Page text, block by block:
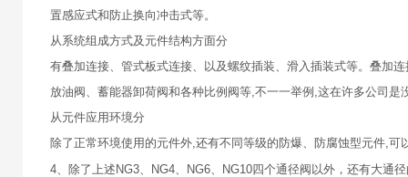
置感应式和防止换向冲击式等。
从系统组成方式及元件结构方面分
有叠加连接、管式板式连接、以及螺纹插装、滑入插装式等。叠加
放油阀、蓄能器卸荷阀和各种比例阀等,不一一举例,这在许多公司是
从元件应用环境分
除了正常环境使用的元件外,还有不同等级的防爆、防腐蚀型元件,
4、除了上述NG3、NG4、NG6、NG10四个通径阀以外，还有大通